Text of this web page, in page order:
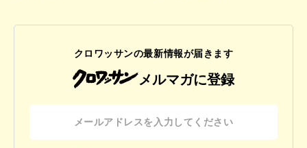
クロワッサンの最新情報が届きます
メルマガに登録